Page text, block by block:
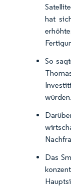
hat
So
würden.
Das